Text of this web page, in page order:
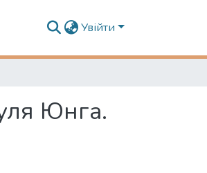
Увійти
Юнга.